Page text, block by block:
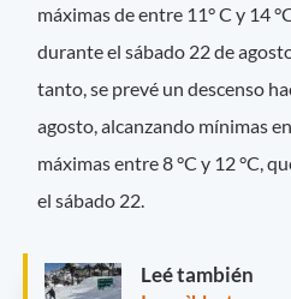
máximas de entre 11° C y 14
durante el sábado 22 de
tanto, se prevé un descenso
agosto, alcanzando mínimas
máximas entre 8 °C y 12 °C,
el sábado 22.
Leé también